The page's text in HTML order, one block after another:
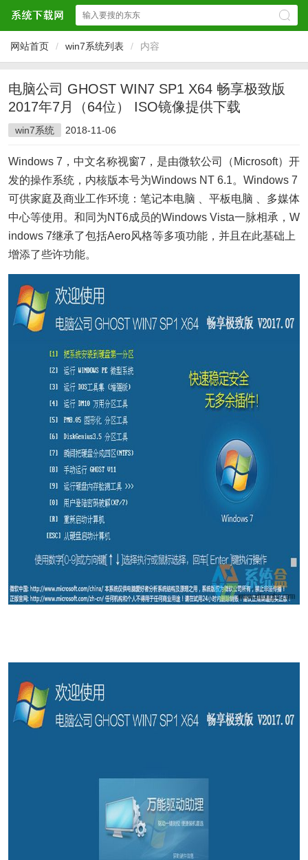
网站首页 / win7系统列表 / 内容
电脑公司 GHOST WIN7 SP1 X64 畅享极致版
2017年7月（64位） ISO镜像提供下载
win7系统 2018-11-06
Windows 7，中文名称视窗7，是由微软公司（Microsoft）开
发的操作系统，内核版本号为Windows NT 6.1。Windows 7
可供家庭及商业工作环境：笔记本电脑 、平板电脑 、多媒体
中心等使用。和同为NT6成员的Windows Vista一脉相承，W
indows 7继承了包括Aero风格等多项功能，并且在此基础上
增添了些许功能。